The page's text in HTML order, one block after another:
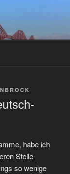
habe ich
Stelle
so wenige